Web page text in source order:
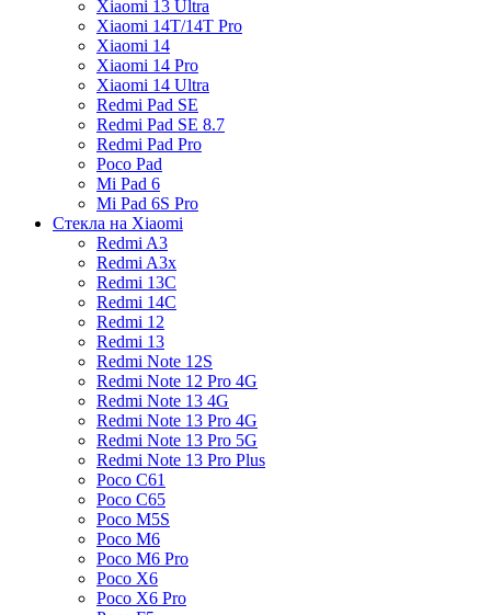
Xiaomi 13 Ultra
Xiaomi 14T/14T Pro
Xiaomi 14
Xiaomi 14 Pro
Xiaomi 14 Ultra
Redmi Pad SE
Redmi Pad SE 8.7
Redmi Pad Pro
Poco Pad
Mi Pad 6
Mi Pad 6S Pro
Стекла на Xiaomi
Redmi A3
Redmi A3x
Redmi 13C
Redmi 14C
Redmi 12
Redmi 13
Redmi Note 12S
Redmi Note 12 Pro 4G
Redmi Note 13 4G
Redmi Note 13 Pro 4G
Redmi Note 13 Pro 5G
Redmi Note 13 Pro Plus
Poco C61
Poco C65
Poco M5S
Poco M6
Poco M6 Pro
Poco X6
Poco X6 Pro